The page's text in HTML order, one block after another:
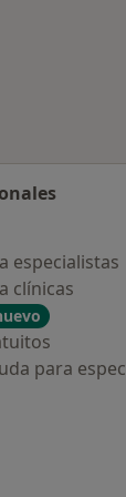
especialistas
clínicas
para